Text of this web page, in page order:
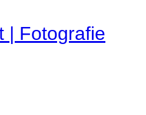
| Fotografie